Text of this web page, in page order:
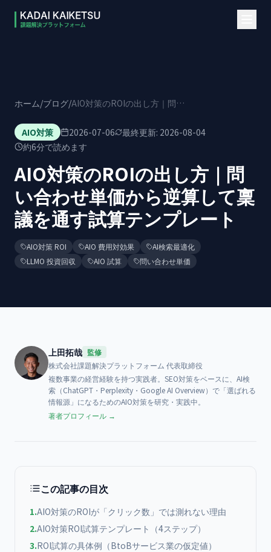
ホーム/ブログ/ AIO対策のROIの出し方｜問い合わせ単価から逆算して稟議を通す試算テンプレート
AIO対策 2026-07-06 最終更新: 2026-08-04
約6分で読めます
AIO対策のROIの出し方｜問
い合わせ単価から逆算して稟
議を通す試算テンプレート
AIO対策 ROI AIO 費用対効果
AI検索最適化
LLMO 投資回収
AIO 試算 問い合わせ単価
上田拓哉 監修
株式会社課題解決プラットフォーム 代表取締役
複数事業の経営経験を持つ実践者。SEO対策をベースに、AI検
索（ChatGPT・Perplexity・Google AI Overview）で「選ばれる
情報源」になるためのAIO対策を研究・実践中。
著者プロフィール →
この記事の目次
1.AIO対策のROIが「クリック数」では測れない理由
2.AIO対策ROI試算テンプレート（4ステップ）
3.ROI試算の具体例（BtoBサービス業の仮定値）